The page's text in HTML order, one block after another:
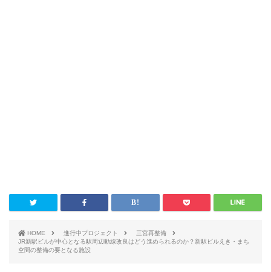
HOME 進行中プロジェクト
三宮再整備
JR新駅ビルが中心となる駅周辺動線改良はどう進められるのか？新駅ビルえき・まち
空間の整備の要となる施設